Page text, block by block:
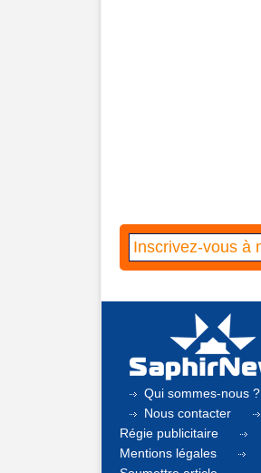
Qui sommes-nous ?
Nous contacter
Régie publicitaire
Mentions légales